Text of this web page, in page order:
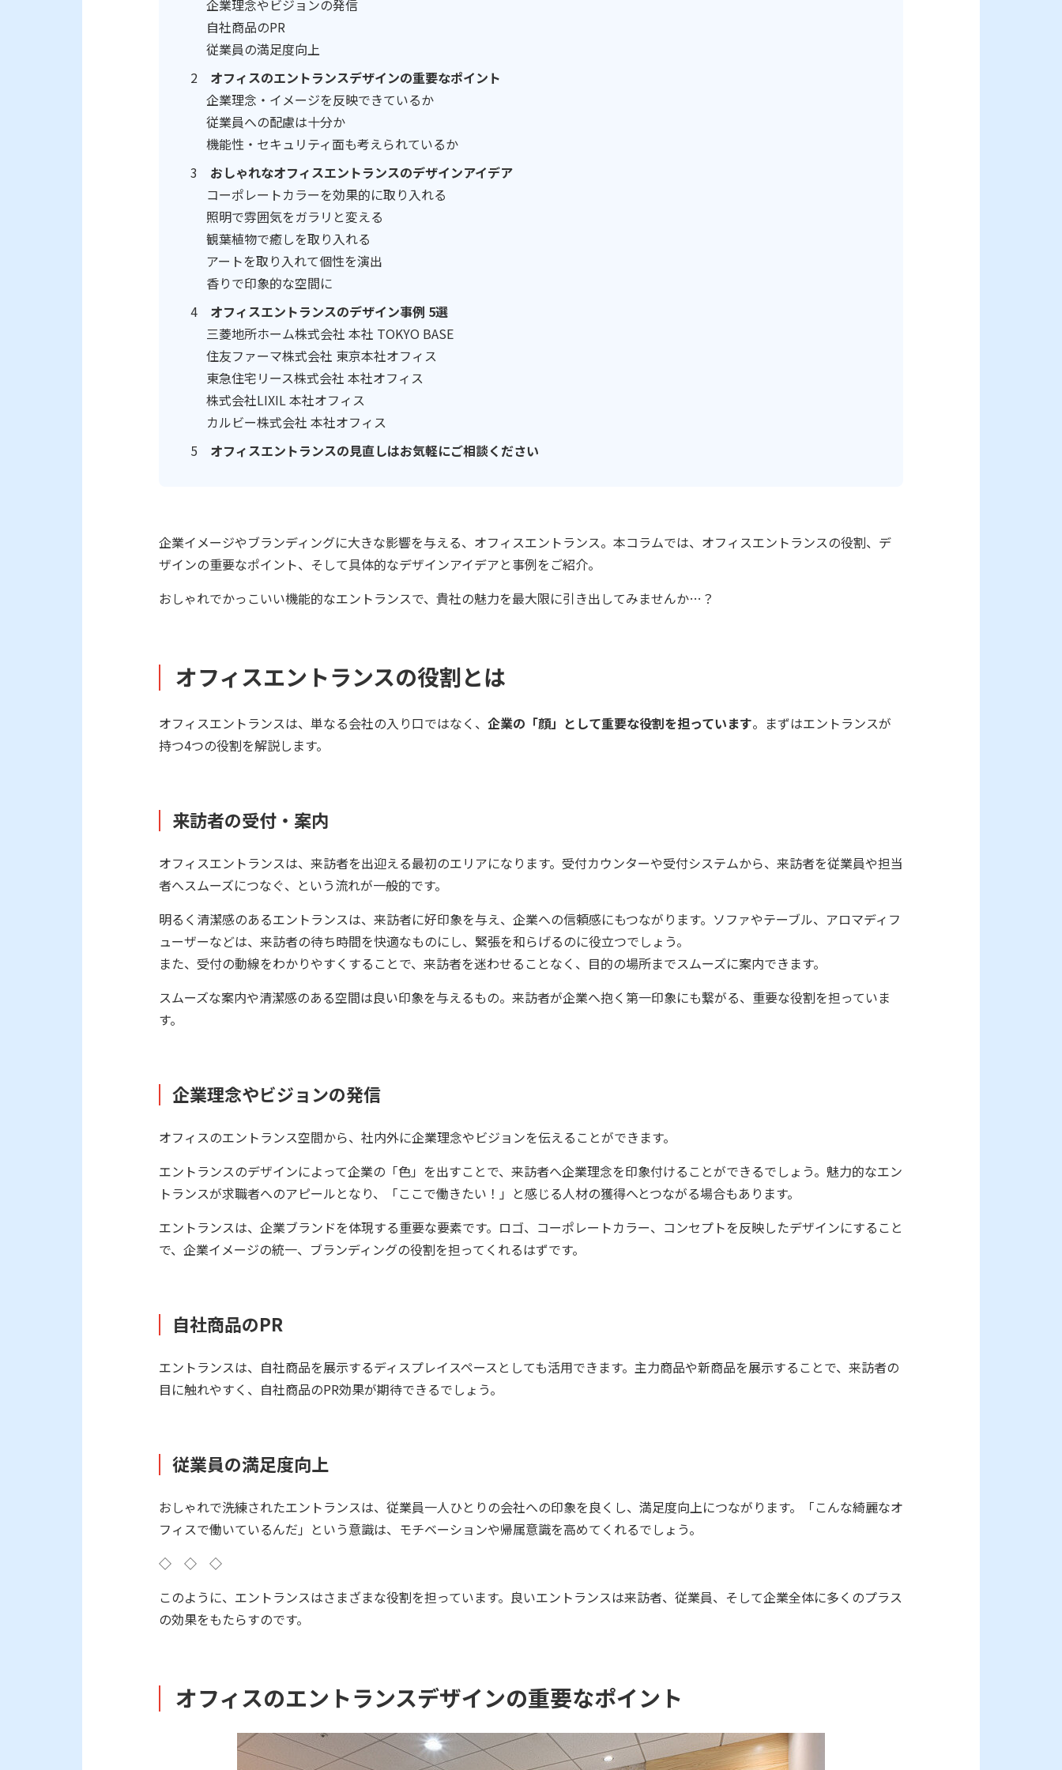
企業理念やビジョンの発信
自社商品のPR
従業員の満足度向上
オフィスのエントランスデザインの重要なポイント
企業理念・イメージを反映できているか
従業員への配慮は十分か
機能性・セキュリティ面も考えられているか
おしゃれなオフィスエントランスのデザインアイデア
コーポレートカラーを効果的に取り入れる
照明で雰囲気をガラリと変える
観葉植物で癒しを取り入れる
アートを取り入れて個性を演出
香りで印象的な空間に
オフィスエントランスのデザイン事例 5選
三菱地所ホーム株式会社 本社 TOKYO BASE
住友ファーマ株式会社 東京本社オフィス
東急住宅リース株式会社 本社オフィス
株式会社LIXIL 本社オフィス
カルビー株式会社 本社オフィス
オフィスエントランスの見直しはお気軽にご相談ください
企業イメージやブランディングに大きな影響を与える、オフィスエントランス。本コラムでは、オフィスエントランスの役割、デ
ザインの重要なポイント、そして具体的なデザインアイデアと事例をご紹介。
おしゃれでかっこいい機能的なエントランスで、貴社の魅力を最大限に引き出してみませんか…？
オフィスエントランスの役割とは
オフィスエントランスは、単なる会社の入り口ではなく、 企業の「顔」として重要な役割を担っています。まずはエントランスが
持つ4つの役割を解説します。
来訪者の受付・案内
オフィスエントランスは、来訪者を出迎える最初のエリアになります。受付カウンターや受付システムから、来訪者を従業員や担当
者へスムーズにつなぐ、という流れが一般的です。
明るく清潔感のあるエントランスは、来訪者に好印象を与え、企業への信頼感にもつながります。ソファやテーブル、アロマディフ
ューザーなどは、来訪者の待ち時間を快適なものにし、緊張を和らげるのに役立つでしょう。
また、受付の動線をわかりやすくすることで、来訪者を迷わせることなく、目的の場所までスムーズに案内できます。
スムーズな案内や清潔感のある空間は良い印象を与えるもの。来訪者が企業へ抱く第一印象にも繋がる、重要な役割を担っていま
す。
企業理念やビジョンの発信
オフィスのエントランス空間から、社内外に企業理念やビジョンを伝えることができます。
エントランスのデザインによって企業の「色」を出すことで、来訪者へ企業理念を印象付けることができるでしょう。魅力的なエン
トランスが求職者へのアピールとなり、「ここで働きたい！」と感じる人材の獲得へとつながる場合もあります。
エントランスは、企業ブランドを体現する重要な要素です。ロゴ、コーポレートカラー、コンセプトを反映したデザインにすること
で、企業イメージの統一、ブランディングの役割を担ってくれるはずです。
自社商品のPR
エントランスは、自社商品を展示するディスプレイスペースとしても活用できます。主力商品や新商品を展示することで、来訪者の
目に触れやすく、自社商品のPR効果が期待できるでしょう。
従業員の満足度向上
おしゃれで洗練されたエントランスは、従業員一人ひとりの会社への印象を良くし、満足度向上につながります。「こんな綺麗なオ
フィスで働いているんだ」という意識は、モチベーションや帰属意識を高めてくれるでしょう。
◇ ◇ ◇
このように、エントランスはさまざまな役割を担っています。良いエントランスは来訪者、従業員、そして企業全体に多くのプラス
の効果をもたらすのです。
オフィスのエントランスデザインの重要なポイント